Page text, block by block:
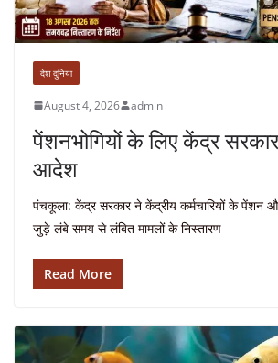
देश दुनिया
August 4, 2026 admin
पेंशनभोगियों के लिए केंद्र
आदेश
पंचकूला: केंद्र सरकार ने केंद्रीय कर्मचारियों के पेंशन
जुड़े लंबे समय से लंबित मामलों के निस्तारण
Read More